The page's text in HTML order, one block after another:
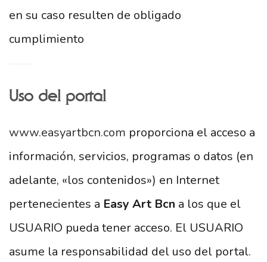
en su caso resulten de obligado
cumplimiento
Uso del portal
www.easyartbcn.com proporciona el acceso a
información, servicios, programas o datos (en
adelante, «los contenidos») en Internet
pertenecientes a Easy Art Bcn a los que el
USUARIO pueda tener acceso. El USUARIO
asume la responsabilidad del uso del portal.